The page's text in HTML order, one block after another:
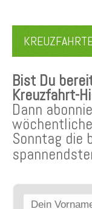
Bist Du
Kreuzfahrt-
Dann
Sonntag die